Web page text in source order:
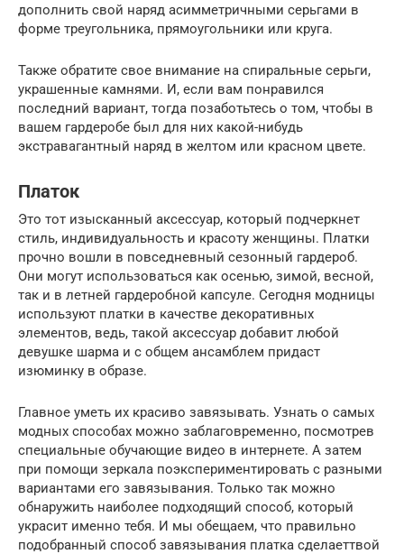
дополнить свой наряд асимметричными серьгами в
форме треугольника, прямоугольники или круга.
Также обратите свое внимание на спиральные серьги,
украшенные камнями. И, если вам понравился
последний вариант, тогда позаботьтесь о том, чтобы в
вашем гардеробе был для них какой-нибудь
экстравагантный наряд в желтом или красном цвете.
Платок
Это тот изысканный аксессуар, который подчеркнет
стиль, индивидуальность и красоту женщины. Платки
прочно вошли в повседневный сезонный гардероб.
Они могут использоваться как осенью, зимой, весной,
так и в летней гардеробной капсуле. Сегодня модницы
используют платки в качестве декоративных
элементов, ведь, такой аксессуар добавит любой
девушке шарма и с общем ансамблем придаст
изюминку в образе.
Главное уметь их красиво завязывать. Узнать о самых
модных способах можно заблаговременно, посмотрев
специальные обучающие видео в интернете. А затем
при помощи зеркала поэкспериментировать с разными
вариантами его завязывания. Только так можно
обнаружить наиболее подходящий способ, который
украсит именно тебя. И мы обещаем, что правильно
подобранный способ завязывания платка сделаеттвой